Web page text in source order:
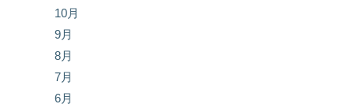
10月
9月
8月
7月
6月